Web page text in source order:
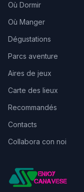
Où Dormir
Où Manger
Dégustations
Parcs aventure
Aires de jeux
Carte des lieux
Recommandés
Contacts
Collabora con noi